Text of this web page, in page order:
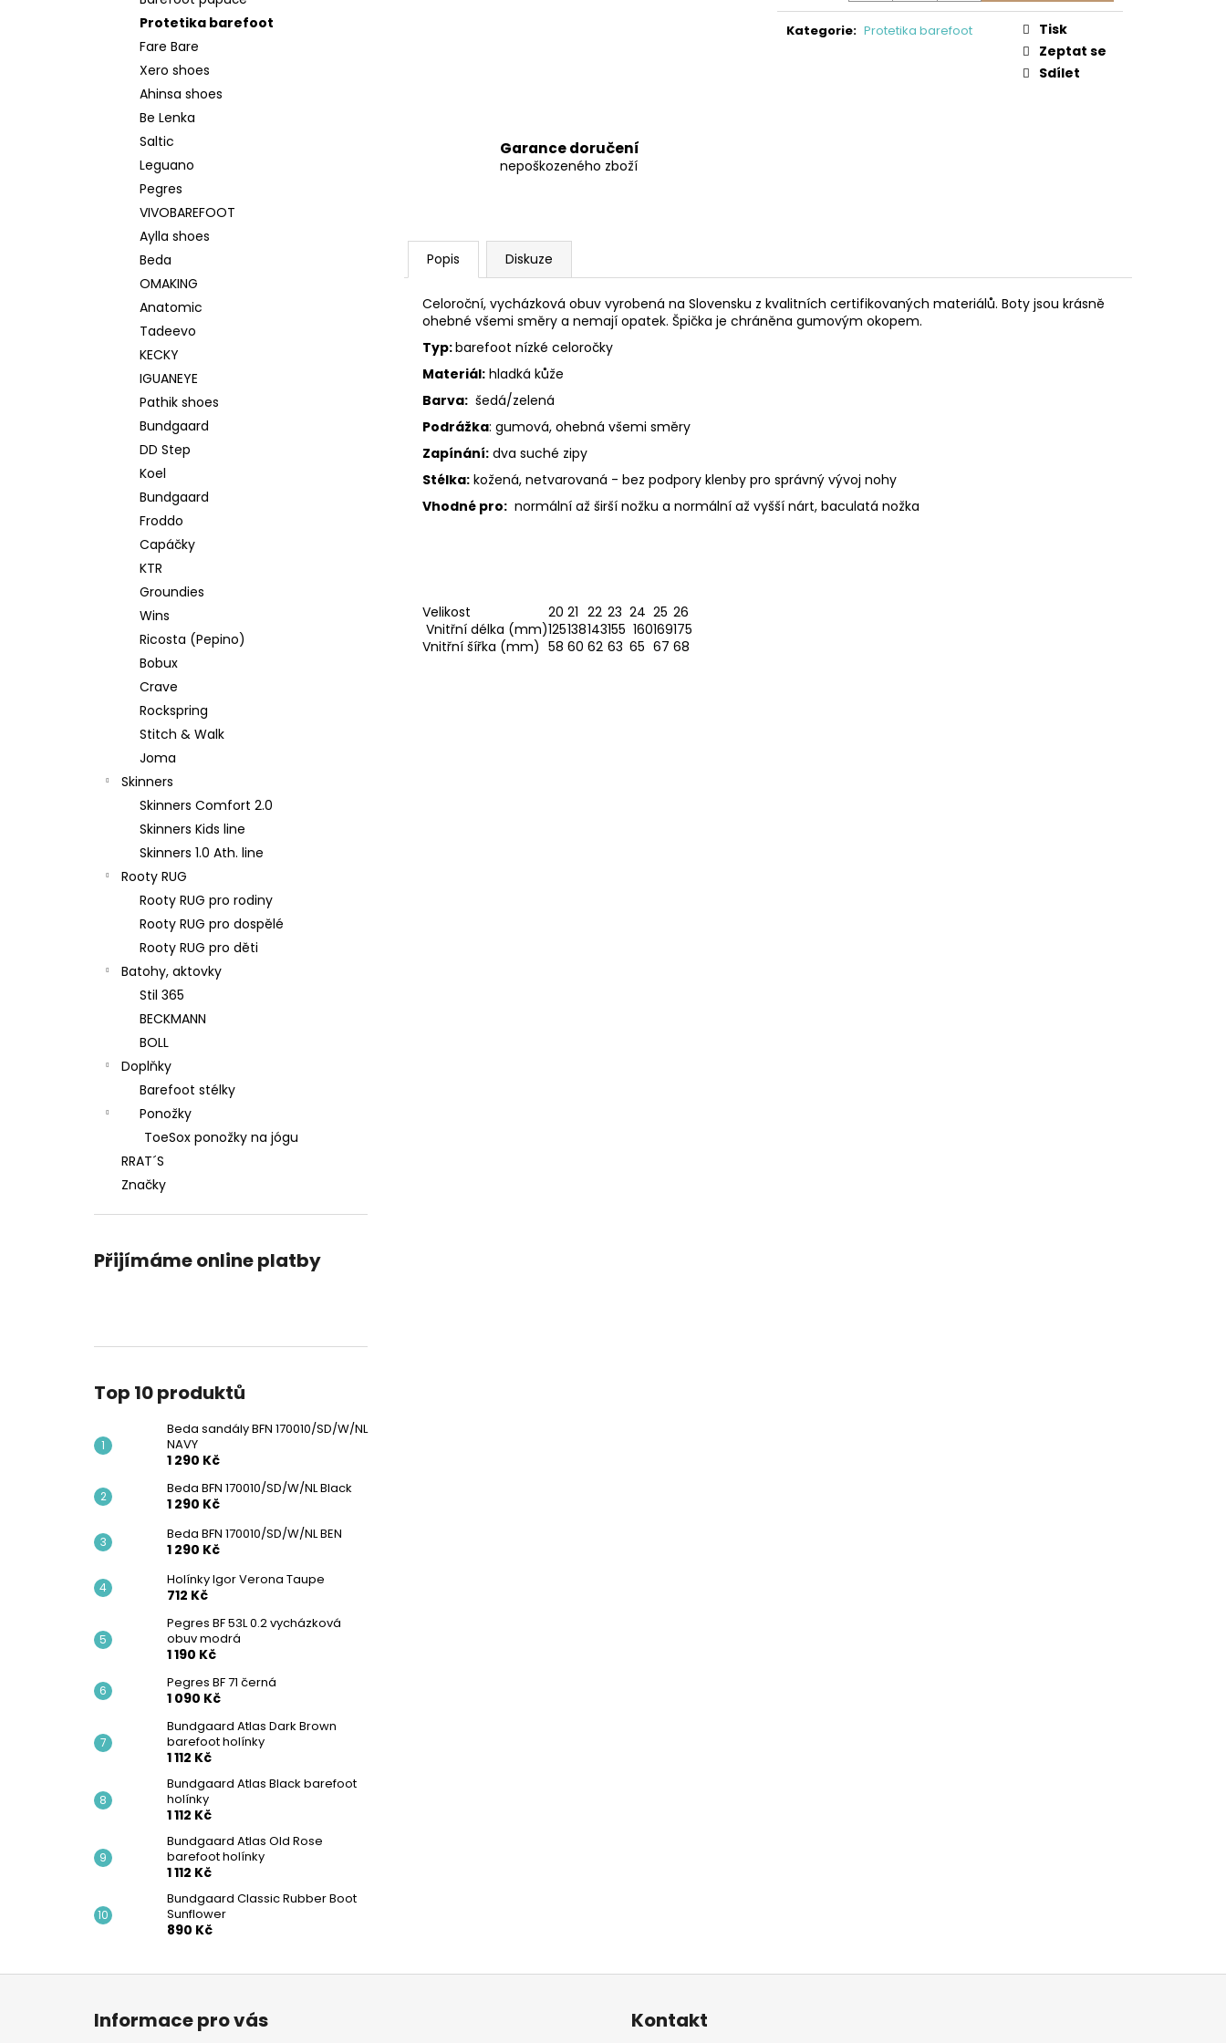
Protetika barefoot
Fare Bare
Xero shoes
Ahinsa shoes
Be Lenka
Saltic
Leguano
Pegres
VIVOBAREFOOT
Aylla shoes
Beda
OMAKING
Anatomic
Tadeevo
KECKY
IGUANEYE
Pathik shoes
Bundgaard
DD Step
Koel
Bundgaard
Froddo
Capáčky
KTR
Groundies
Wins
Ricosta (Pepino)
Bobux
Crave
Rockspring
Stitch & Walk
Joma
Skinners
Skinners Comfort 2.0
Skinners Kids line
Skinners 1.0 Ath. line
Rooty RUG
Rooty RUG pro rodiny
Rooty RUG pro dospělé
Rooty RUG pro děti
Batohy, aktovky
Stil 365
BECKMANN
BOLL
Doplňky
Barefoot stélky
Ponožky
ToeSox ponožky na jógu
RRAT´S
Značky
Přijímáme online platby
Top 10 produktů
Beda sandály BFN 170010/SD/W/NL
NAVY
1 290 Kč
Beda BFN 170010/SD/W/NL Black
1 290 Kč
Beda BFN 170010/SD/W/NL BEN
1 290 Kč
Holínky Igor Verona Taupe
712 Kč
Pegres BF 53L 0.2 vycházková
obuv modrá
1 190 Kč
Pegres BF 71 černá
1 090 Kč
Bundgaard Atlas Dark Brown
barefoot holínky
1 112 Kč
Bundgaard Atlas Black barefoot
holínky
1 112 Kč
Bundgaard Atlas Old Rose
barefoot holínky
1 112 Kč
Bundgaard Classic Rubber Boot
Sunflower
890 Kč
Kategorie: Protetika barefoot
Tisk
Zeptat se
Sdílet
Garance doručení
nepoškozeného zboží
Popis Diskuze
Celoroční, vycházková obuv vyrobená na Slovensku z kvalitních certifikovaných materiálů. Boty jsou krásně
ohebné všemi směry a nemají opatek. Špička je chráněna gumovým okopem.
Typ:barefoot nízké celoročky
Materiál: hladká kůže
Barva: šedá/zelená
Podrážka: gumová, ohebná všemi směry
Zapínání: dva suché zipy
Stélka: kožená, netvarovaná - bez podpory klenby pro správný vývoj nohy
Vhodné pro: normální až širší nožku a normální až vyšší nárt, baculatá nožka
Velikost 20 21 22 23 24 25 26
Vnitřní délka (mm)125138143155 160169175
Vnitřní šířka (mm) 58 60 62 63 65 67 68
BEDA SANDÁLY BFN 170010/SD/W/NL
1 290 Kč
1 590 Kč
BEDA BFN 170010/SD/W/NL BEN
1 590 Kč
Z
Informace pro vás Kontakt